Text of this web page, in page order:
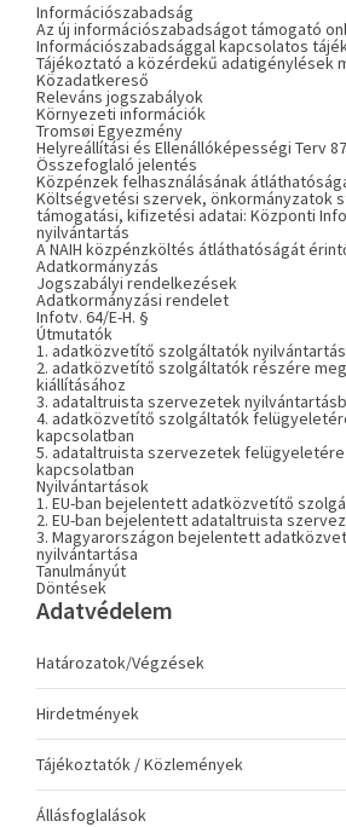
Információszabadság
Az új információszabadságot támogató
Információszabadsággal kapcsolatos
Tájékoztató a közérdekű adatigénylések
Közadatkereső
Releváns jogszabályok
Környezeti információk
Tromsøi Egyezmény
Helyreállítási és Ellenállóképességi Terv
Összefoglaló jelentés
Közpénzek felhasználásának
Költségvetési szervek, önkormányzatok
támogatási, kifizetési adatai: Központi
nyilvántartás
A NAIH közpénzköltés átláthatóságát
Adatkormányzás
Jogszabályi rendelkezések
Adatkormányzási rendelet
Infotv. 64/E-H. §
Útmutatók
1. adatközvetítő szolgáltatók
2. adatközvetítő szolgáltatók részére
kiállításához
3. adataltruista szervezetek
4. adatközvetítő szolgáltatók
kapcsolatban
5. adataltruista szervezetek
kapcsolatban
Nyilvántartások
1. EU-ban bejelentett adatközvetítő
2. EU-ban bejelentett adataltruista
3. Magyarországon bejelentett
nyilvántartása
Tanulmányút
Döntések
Adatvédelem
Határozatok/Végzések
Hirdetmények
Tájékoztatók / Közlemények
Állásfoglalások